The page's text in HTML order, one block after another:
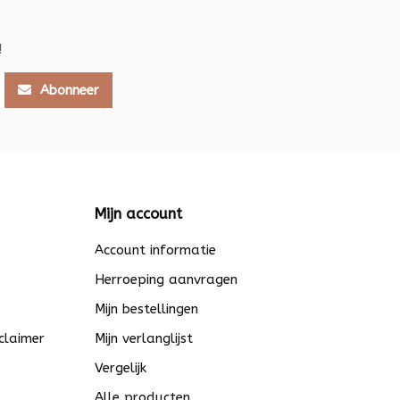
Abonneer
Mijn account
Account informatie
Herroeping aanvragen
Mijn bestellingen
Mijn verlanglijst
Vergelijk